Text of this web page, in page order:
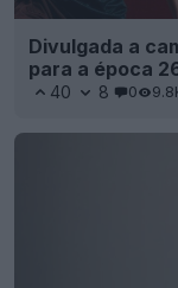
Divulgada a
para a época
40 8 0